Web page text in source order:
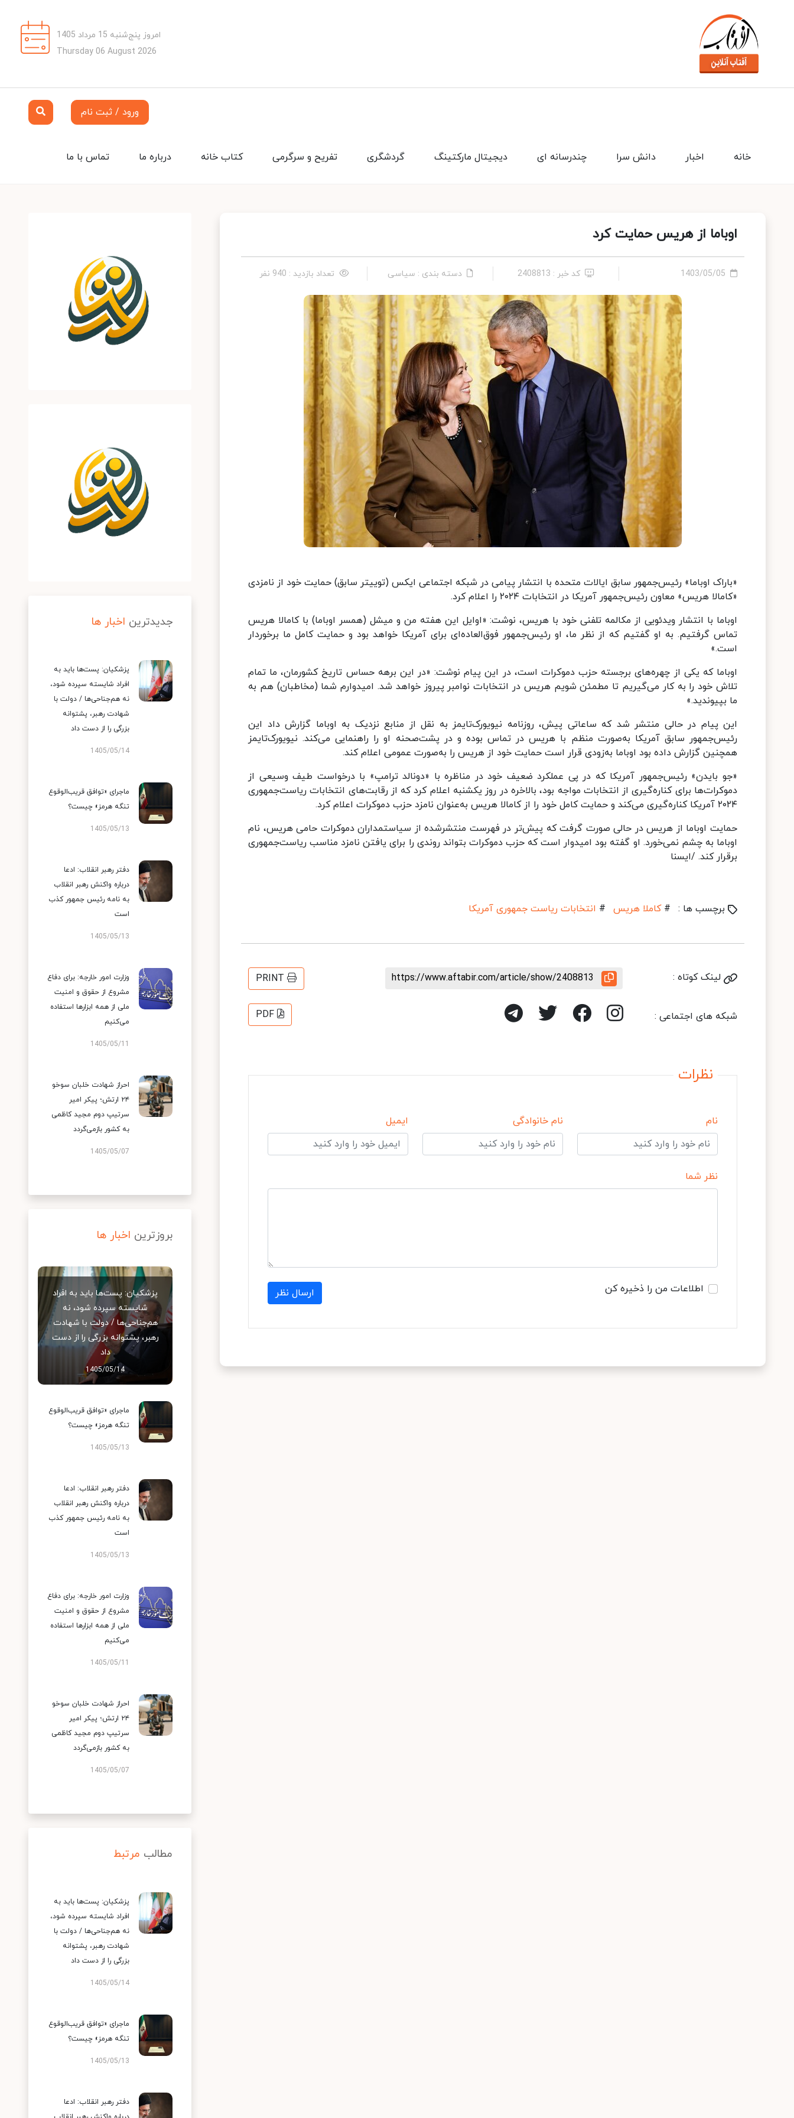
امروز پنج‌شنبه 15 مرداد 1405
Thursday 06 August 2026
ورود / ثبت نام
تماس با ما درباره ما کتاب خانه تفریح و سرگرمی گردشگری دیجیتال مارکتینگ چندرسانه ای دانش سرا اخبار خانه
اوباما از هریس حمایت کرد
1403/05/05 کد خبر : 2408813 دسته بندی : سیاسی تعداد بازدید : 940 نفر
«باراک اوباما» رئیس‌جمهور سابق ایالات متحده با انتشار پیامی در شبکه اجتماعی ایکس (توییتر سابق) حمایت خود از نامزدی
«کامالا هریس» معاون رئیس‌جمهور آمریکا در انتخابات ۲۰۲۴ را اعلام کرد.
اوباما با انتشار ویدئویی از مکالمه تلفنی خود با هریس، نوشت: «اوایل این هفته من و میشل (همسر اوباما) با کامالا هریس
تماس گرفتیم. به او گفتیم که از نظر ما، او رئیس‌جمهور فوق‌العاده‌ای برای آمریکا خواهد بود و حمایت کامل ما برخوردار
است.»
اوباما که یکی از چهره‌های برجسته حزب دموکرات است، در این پیام نوشت: «در این برهه حساس تاریخ کشورمان، ما تمام
تلاش خود را به کار می‌گیریم تا مطمئن شویم هریس در انتخابات نوامبر پیروز خواهد شد. امیدوارم شما (مخاطبان) هم به
ما بپیوندید.»
این پیام در حالی منتشر شد که ساعاتی پیش، روزنامه نیویورک‌تایمز به نقل از منابع نزدیک به اوباما گزارش داد این
رئیس‌جمهور سابق آمریکا به‌صورت منظم با هریس در تماس بوده و در پشت‌صحنه او را راهنمایی می‌کند. نیویورک‌تایمز
همچنین گزارش داده بود اوباما به‌زودی قرار است حمایت خود از هریس را به‌صورت عمومی اعلام کند.
«جو بایدن» رئیس‌جمهور آمریکا که در پی عملکرد ضعیف خود در مناظره با «دونالد ترامپ» با درخواست طیف وسیعی از
دموکرات‌ها برای کناره‌گیری از انتخابات مواجه بود، بالاخره در روز یکشنبه اعلام کرد که از رقابت‌های انتخابات ریاست‌جمهوری
۲۰۲۴ آمریکا کناره‌گیری می‌کند و حمایت کامل خود را از کامالا هریس به‌عنوان نامزد حزب دموکرات اعلام کرد.
حمایت اوباما از هریس در حالی صورت گرفت که پیش‌تر در فهرست منتشرشده از سیاستمداران دموکرات حامی هریس، نام
اوباما به چشم نمی‌خورد. او گفته بود امیدوار است که حزب دموکرات بتواند روندی را برای یافتن نامزد مناسب ریاست‌جمهوری
برقرار کند. /ایسنا
برچسب ها : # کاملا هریس # انتخابات ریاست جمهوری آمریکا
لینک کوتاه : https://www.aftabir.com/article/show/2408813
PRINT
شبکه های اجتماعی : PDF
نظرات
نام نام خانوادگی ایمیل
نظر شما
اطلاعات من را ذخیره کن ارسال نظر
جدیدترین اخبار ها
پزشکیان: پست‌ها باید به
افراد شایسته سپرده شود،
نه هم‌جناحی‌ها / دولت با
شهادت رهبر، پشتوانه
بزرگی را از دست داد
1405/05/14
ماجرای «توافق قریب‌الوقوع
تنگه هرمز» چیست؟
1405/05/13
دفتر رهبر انقلاب: ادعا
درباره واکنش رهبر انقلاب
به نامه رئیس جمهور کذب
است
1405/05/13
وزارت امور خارجه: برای دفاع
مشروع از حقوق و امنیت
ملی از همه ابزارها استفاده
می‌کنیم
1405/05/11
احراز شهادت خلبان سوخو
۲۴ ارتش؛ پیکر امیر
سرتیپ دوم مجید کاظمی
به کشور بازمی‌گردد
1405/05/07
بروزترین اخبار ها
پزشکیان: پست‌ها باید به افراد
شایسته سپرده شود، نه
هم‌جناحی‌ها / دولت با شهادت
رهبر، پشتوانه بزرگی را از دست
داد
1405/05/14
ماجرای «توافق قریب‌الوقوع
تنگه هرمز» چیست؟
1405/05/13
دفتر رهبر انقلاب: ادعا
درباره واکنش رهبر انقلاب
به نامه رئیس جمهور کذب
است
1405/05/13
وزارت امور خارجه: برای دفاع
مشروع از حقوق و امنیت
ملی از همه ابزارها استفاده
می‌کنیم
1405/05/11
احراز شهادت خلبان سوخو
۲۴ ارتش؛ پیکر امیر
سرتیپ دوم مجید کاظمی
به کشور بازمی‌گردد
1405/05/07
مطالب مرتبط
پزشکیان: پست‌ها باید به
افراد شایسته سپرده شود،
نه هم‌جناحی‌ها / دولت با
شهادت رهبر، پشتوانه
بزرگی را از دست داد
1405/05/14
ماجرای «توافق قریب‌الوقوع
تنگه هرمز» چیست؟
1405/05/13
دفتر رهبر انقلاب: ادعا